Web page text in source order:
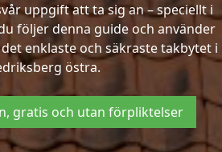
uppgift att ta sig an – speciellt i
följer denna guide och använder
enklaste och säkraste takbytet i
östra.
gratis och utan förpliktelser